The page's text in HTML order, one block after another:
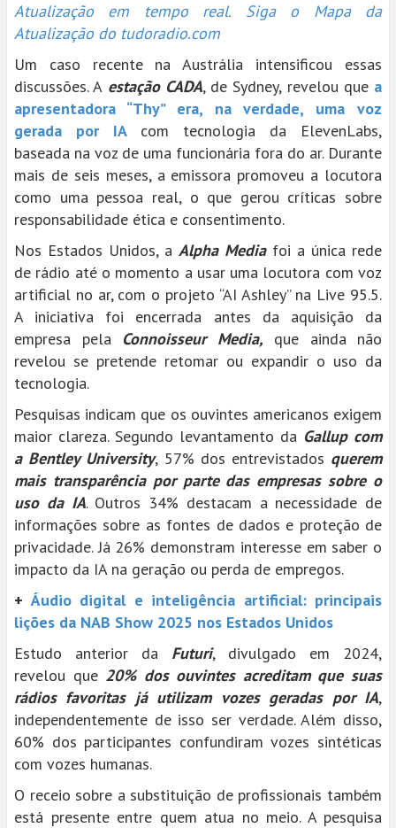
Atualização em tempo real. Siga o Mapa da
Atualização do tudoradio.com
Um caso recente na Austrália intensificou essas
discussões. A estação CADA, de Sydney, revelou que a
apresentadora “Thy” era, na verdade, uma voz
gerada por IA com tecnologia da ElevenLabs,
baseada na voz de uma funcionária fora do ar. Durante
mais de seis meses, a emissora promoveu a locutora
como uma pessoa real, o que gerou críticas sobre
responsabilidade ética e consentimento.
Nos Estados Unidos, a Alpha Media foi a única rede
de rádio até o momento a usar uma locutora com voz
artificial no ar, com o projeto “AI Ashley” na Live 95.5.
A iniciativa foi encerrada antes da aquisição da
empresa pelaConnoisseur Media, que ainda não
revelou se pretende retomar ou expandir o uso da
tecnologia.
Pesquisas indicam que os ouvintes americanos exigem
maior clareza. Segundo levantamento da Gallup com
a Bentley University, 57% dos entrevistados querem
mais transparência por parte das empresas sobre o
uso da IA. Outros 34% destacam a necessidade de
informações sobre as fontes de dados e proteção de
privacidade. Já 26% demonstram interesse em saber o
impacto da IA na geração ou perda de empregos.
+Áudio digital e inteligência artificial: principais
lições da NAB Show 2025 nos Estados Unidos
Estudo anterior da Futuri, divulgado em 2024,
revelou que 20% dos ouvintes acreditam que suas
rádios favoritas já utilizam vozes geradas por IA,
independentemente de isso ser verdade. Além disso,
60% dos participantes confundiram vozes sintéticas
com vozes humanas.
O receio sobre a substituição de profissionais também
está presente entre quem atua no meio. A pesquisa